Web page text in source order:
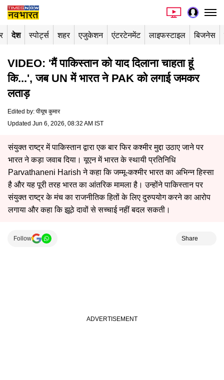
देश स्पोर्ट्स शहर एजुकेशन एंटरटेनमेंट लाइफस्टाइल बिजनेस
VIDEO: 'मैं पाकिस्तान को याद दिलाना चाहता हूं
कि...', जब UN में भारत ने PAK को लगाई जमकर
लताड़
Edited by: पीयूष कुमार
Updated Jun 6, 2026, 08:32 AM IST
संयुक्त राष्ट्र में पाकिस्तान द्वारा एक बार फिर कश्मीर मुद्दा उठाए जाने पर
भारत ने कड़ा जवाब दिया। यूएन में भारत के स्थायी प्रतिनिधि
Parvathaneni Harish ने कहा कि जम्मू-कश्मीर भारत का अभिन्न हिस्सा
है और यह पूरी तरह भारत का आंतरिक मामला है। उन्होंने पाकिस्तान पर
संयुक्त राष्ट्र के मंच का राजनीतिक हितों के लिए दुरुपयोग करने का आरोप
लगाया और कहा कि झूठे दावों से सच्चाई नहीं बदल सकती।
Follow Share